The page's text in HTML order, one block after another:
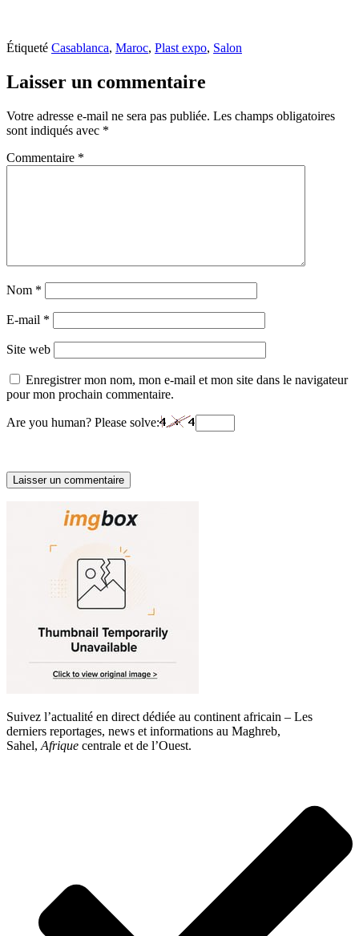
Étiqueté Casablanca, Maroc, Plast expo, Salon
Laisser un commentaire
Votre adresse e-mail ne sera pas publiée. Les champs obligatoires
sont indiqués avec *
Commentaire *
Nom *
E-mail *
Site web
Enregistrer mon nom, mon e-mail et mon site dans le navigateur
pour mon prochain commentaire.
Are you human? Please solve:
Suivez l’actualité en direct dédiée au continent africain – Les
derniers reportages, news et informations au Maghreb,
Sahel, Afrique centrale et de l’Ouest.